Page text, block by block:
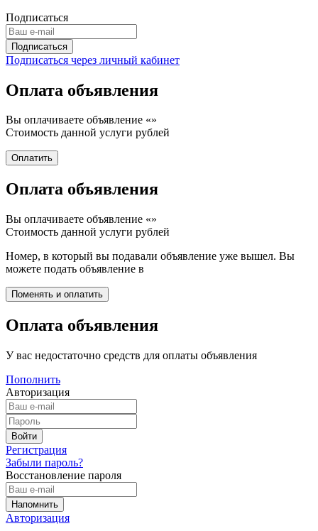
Подписаться
Подписаться через личный кабинет
Оплата объявления
Вы оплачиваете объявление «»
Стоимость данной услуги рублей
Оплата объявления
Вы оплачиваете объявление «»
Стоимость данной услуги рублей
Номер, в который вы подавали объявление уже вышел. Вы
можете подать объявление в
Оплата объявления
У вас недостаточно средств для оплаты объявления
Пополнить
Авторизация
Регистрация
Забыли пароль?
Восстановление пароля
Авторизация